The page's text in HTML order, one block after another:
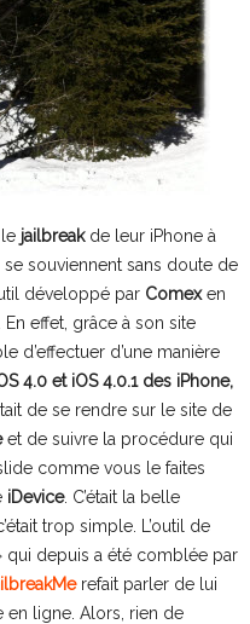
jailbreak de leur iPhone à
se souviennent sans doute de
développé par Comexen
effet, grâce à son site
d’effectuer d’une manière
4.0 et iOS 4.0.1 des iPhone,
de se rendre sur le site de
et de suivre la procédure qui
comme vous le faites
iDevice. C’était la belle
trop simple. L’outil de
qui depuis a été comblée par
refait parler de lui
en ligne. Alors, rien de